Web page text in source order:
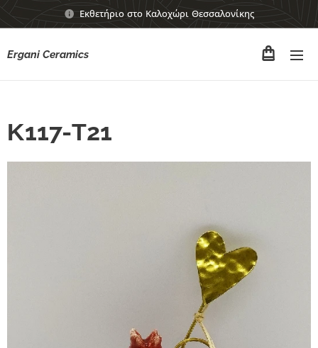
Εκθετήριο στο Καλοχώρι Θεσσαλονίκης
Ergani Ceramics
Κ117-Τ21